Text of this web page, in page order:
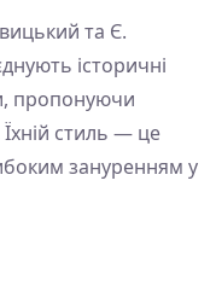
та Є.
історичні
пропонуючи
Їхній стиль — це
зануренням у